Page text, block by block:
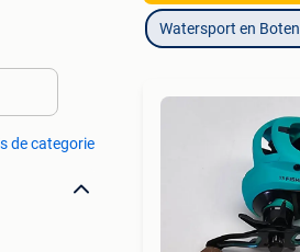
de categorie
Watersport en Boten